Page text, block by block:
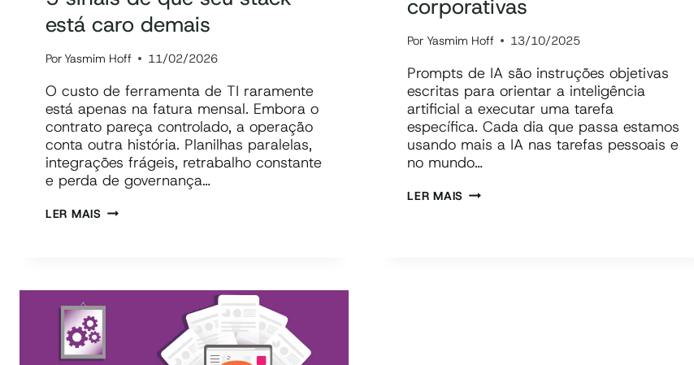
está caro demais
Por Yasmim Hoff 11/02/2026
O custo de ferramenta de TI raramente
está apenas na fatura mensal. Embora o
contrato pareça controlado, a operação
conta outra história. Planilhas paralelas,
integrações frágeis, retrabalho constante
e perda de governança…
LER MAISCUSTO
5
DE
QUE
corporativas
Por Yasmim Hoff 13/10/2025
Prompts de IA são instruções objetivas
escritas para orientar a inteligência
artificial a executar uma tarefa
específica. Cada dia que passa estamos
usando mais a IA nas tarefas pessoais e
no mundo…
LER MAIS PROMPTS